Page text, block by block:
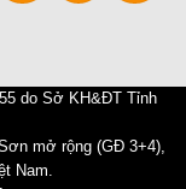
do Sở KH&ĐT Tỉnh
mở rộng (GĐ 3+4),
Nam.